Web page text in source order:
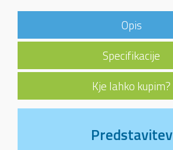
Opis
Specifikacije
Kje lahko kupim?
Predstavitev